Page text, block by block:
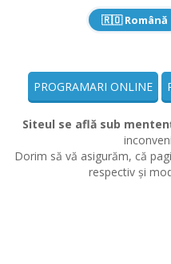
🇷🇴 Română
PROGRAMARI ONLINE
Siteul se află sub
Dorim să vă asigurăm, că
respectiv și